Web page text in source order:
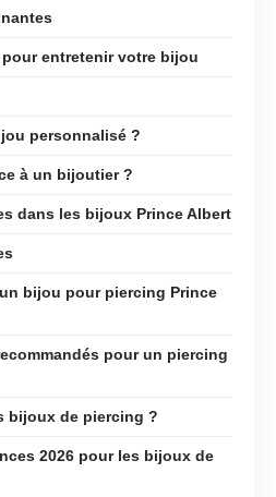
entretenir votre bijou
personnalisé ?
à un bijoutier ?
dans les bijoux Prince Albert
bijou pour piercing Prince
pour un piercing
bijoux de piercing ?
2026 pour les bijoux de